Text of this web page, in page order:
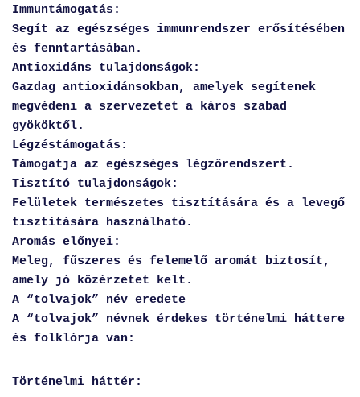
Immuntámogatás:
Segít az egészséges immunrendszer erősítésében
és fenntartásában.
Antioxidáns tulajdonságok:
Gazdag antioxidánsokban, amelyek segítenek
megvédeni a szervezetet a káros szabad
gyököktől.
Légzéstámogatás:
Támogatja az egészséges légzőrendszert.
Tisztító tulajdonságok:
Felületek természetes tisztítására és a levegő
tisztítására használható.
Aromás előnyei:
Meleg, fűszeres és felemelő aromát biztosít,
amely jó közérzetet kelt.
A “tolvajok” név eredete
A “tolvajok” névnek érdekes történelmi háttere
és folklórja van:
Történelmi háttér: